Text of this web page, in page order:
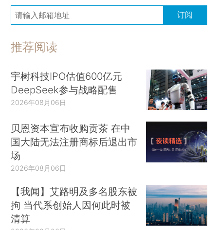
订阅
推荐阅读
宇树科技IPO估值600亿元
DeepSeek参与战略配售
2026年08月06日
贝恩资本宣布收购贡茶 在中
国大陆无法注册商标后退出市
场
2026年08月06日
【我闻】艾路明及多名股东被
拘 当代系创始人因何此时被
清算